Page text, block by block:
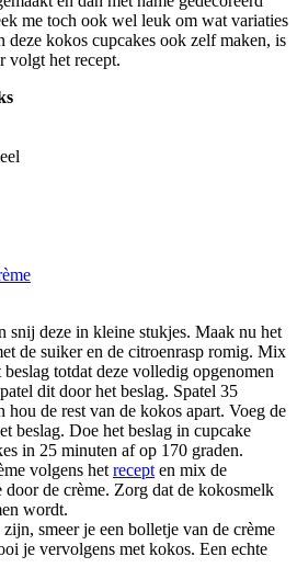
me toch ook wel leuk om wat variaties
deze kokos cupcakes ook zelf maken, is
volgt het recept.
snij deze in kleine stukjes. Maak nu het
de suiker en de citroenrasp romig. Mix
totdat deze volledig opgenomen
dit door het beslag. Spatel 35
hou de rest van de kokos apart. Voeg de
beslag. Doe het beslag in cupcake
in 25 minuten af op 170 graden.
volgens het recept en mix de
de crème. Zorg dat de kokosmelk
wordt.
smeer je een bolletje van de crème
je vervolgens met kokos. Een echte